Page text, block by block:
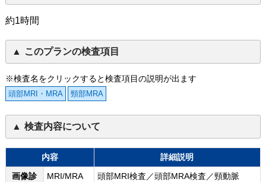
約1時間
このプランの検査項目
※検査名をクリックすると検査項目の説明が出ます
頭部MRI・MRA 頸部MRA
検査内容について
内容
詳細説明
画像診
MRI/MRA
頭部MRI検査／頭部MRA検査／頸動脈